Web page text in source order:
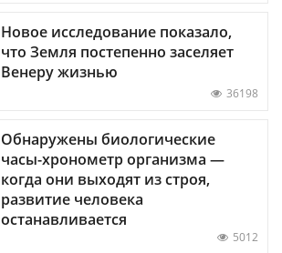
Новое исследование показало,
что Земля постепенно заселяет
Венеру жизнью
36198
Обнаружены биологические
часы-хронометр организма —
когда они выходят из строя,
развитие человека
останавливается
5012